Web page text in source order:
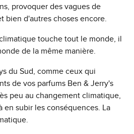
provoquer des vagues de
bien d'autres choses encore.
touche tout le monde, il
de la même manière.
du Sud, comme ceux qui
de vos parfums Ben & Jerry's
peu au changement climatique,
en subir les conséquences. La